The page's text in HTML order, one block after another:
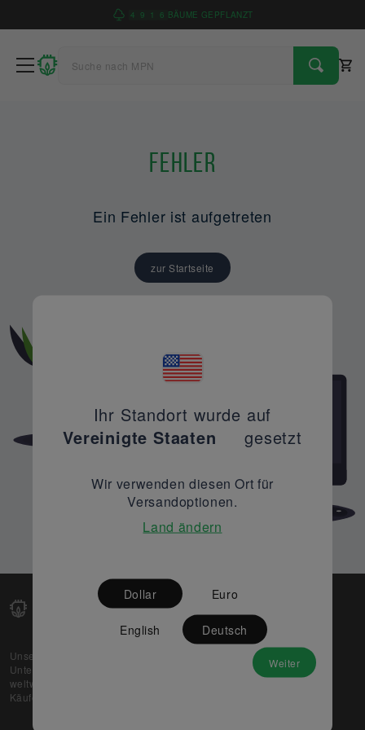
4 9 1 6 BÄUME GEPFLANZT
Fehler
Ein Fehler ist aufgetreten
zur Startseite
Unsere Web-Plattform unterstützt OEM- und EMS-
Unternehmen dabei, ihre überschüssigen Lagerbestände
weltweit zu verkaufen und gleichzeitig den potenziellen
Käufern beste Preise und Qualität zu bieten.
Partner
Ihr Standort wurde auf
Vereinigte Staaten
gesetzt
Wir verwenden diesen Ort für
Versandoptionen.
Land ändern
Dollar Euro
English Deutsch
Weiter